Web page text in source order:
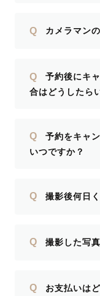
Q カメラマン
Q
予約後にキ
合はどうしたら
Q
予約をキャ
いつですか？
Q 撮影後何日
Q 撮影した写
Q お支払いは